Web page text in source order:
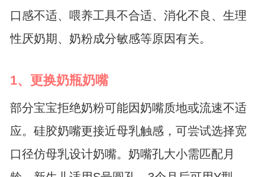
口感不适、喂养工具不合适、消化不良、生理
性厌奶期、奶粉成分敏感等原因有关。
1、更换奶瓶奶嘴
部分宝宝拒绝奶粉可能因奶嘴质地或流速不适
应。硅胶奶嘴更接近母乳触感，可尝试选择宽
口径仿母乳设计奶嘴。奶嘴孔大小需匹配月